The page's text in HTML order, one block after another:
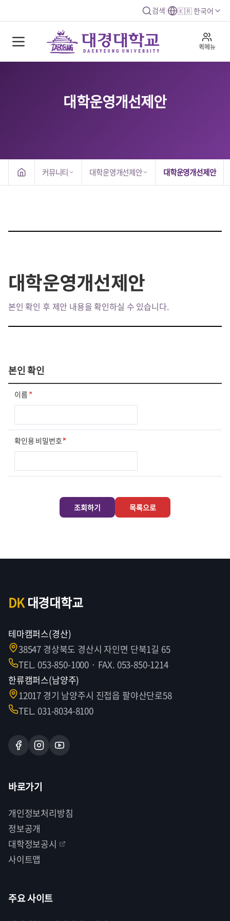
검색 🇰🇷 한국어
퀵메뉴
대학운영개선제안
커뮤니티 대학운영개선제안 대학운영개선제안
대학운영개선제안
본인 확인 후 제안 내용을 확인하실 수 있습니다.
본인 확인
이름 *
확인용 비밀번호*
조회하기 목록으로
DK대경대학교
테마캠퍼스(경산)
38547 경상북도 경산시 자인면 단북1길 65
TEL. 053-850-1000 · FAX. 053-850-1214
한류캠퍼스(남양주)
12017 경기 남양주시 진접읍 팔야산단로58
TEL. 031-8034-8100
바로가기
개인정보처리방침
정보공개
대학정보공시
사이트맵
주요 사이트